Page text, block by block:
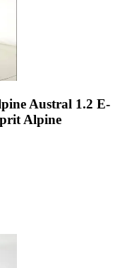
Austral 1.2 E-
Alpine